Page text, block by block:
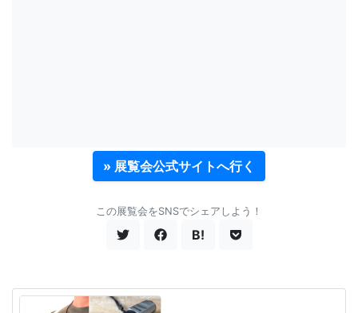
» 展覧会公式サイトへ行く
この展覧会をSNSでシェアしよう！
B!